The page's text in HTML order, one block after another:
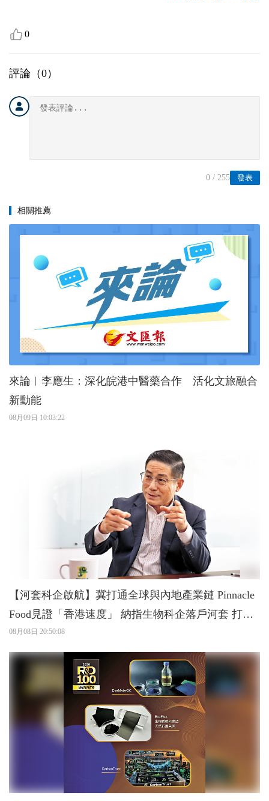
0
評論（0）
發表
0 / 255
相關推薦
來論︱李應生：深化皖港中醫藥合作 活化文旅融合
新動能
08月09日 10:03:22
【河套科企啟航】冀打通全球與內地產業鏈 Pinnacle
Food見證「香港速度」 納指生物科企落戶河套 打造
灣區「細胞工廠」
08月08日 20:50:08